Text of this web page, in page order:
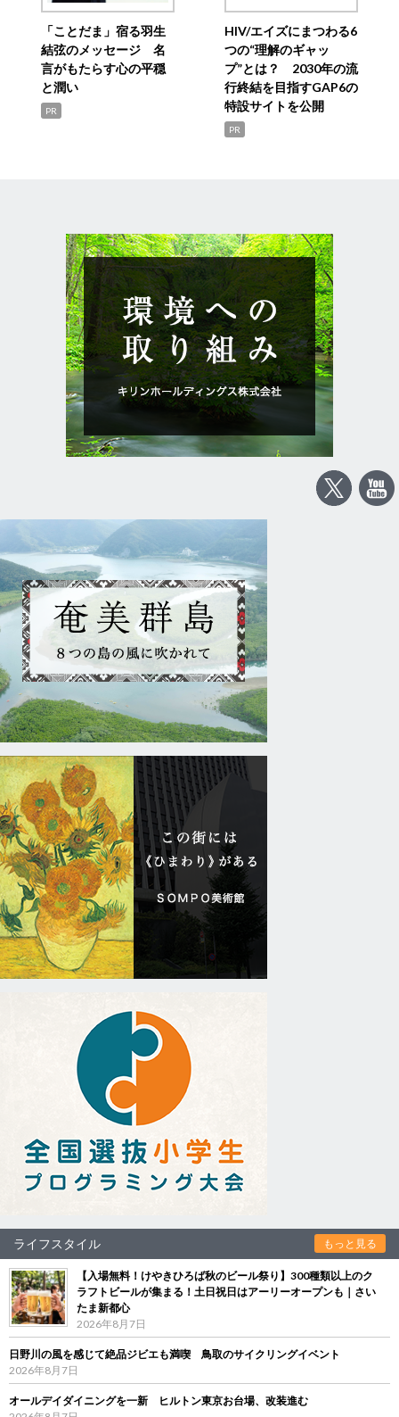
「ことだま」宿る羽生
結弦のメッセージ 名
言がもたらす心の平穏
と潤い
PR
HIV/エイズにまつわる6
つの“理解のギャッ
プ”とは？ 2030年の流
行終結を目指すGAP6の
特設サイトを公開
PR
ライフスタイル もっと見る
【入場無料！けやきひろば秋のビール祭り】300種類以上のク
ラフトビールが集まる！土日祝日はアーリーオープンも｜さい
たま新都心
2026年8月7日
日野川の風を感じて絶品ジビエも満喫 鳥取のサイクリングイベント
2026年8月7日
オールデイダイニングを一新 ヒルトン東京お台場、改装進む